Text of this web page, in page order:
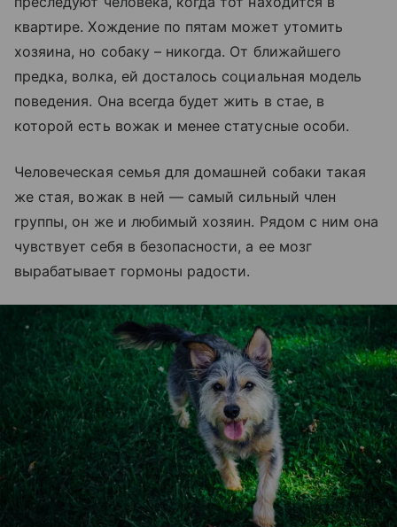
квартире. Хождение по пятам может утомить
хозяина, но собаку – никогда. От ближайшего
предка, волка, ей досталось социальная модель
поведения. Она всегда будет жить в стае, в
которой есть вожак и менее статусные особи.
Человеческая семья для домашней собаки такая
же стая, вожак в ней — самый сильный член
группы, он же и любимый хозяин. Рядом с ним она
чувствует себя в безопасности, а ее мозг
вырабатывает гормоны радости.